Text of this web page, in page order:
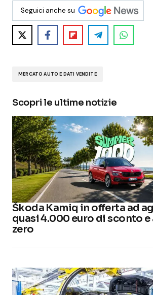
Seguici anche su
MERCATO AUTO E DATI VENDITE
Scopri le ultime notizie
Škoda Kamiq in offerta ad
quasi 4.000 euro di sconto
zero